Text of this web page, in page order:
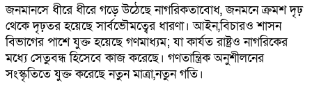
জনমানসে ধীরে ধীরে গড়ে উঠেছে নাগরিকতাবোধ, জনমনে ক্রমশ দৃঢ়
থেকে দৃঢ়তর হয়েছে সার্বভৌমত্বের ধারণা। আইন,বিচারও শাসন
বিভাগের পাশে যুক্ত হয়েছে গণমাধ্যম; যা কার্যত রাষ্ট্রও নাগরিকের
মধ্যে সেতুবন্ধ হিসেবে কাজ করেছে। গণতান্ত্রিক অনুশীলনের
সংস্কৃতিতে যুক্ত করেছে নতুন মাত্রা,নতুন গতি।